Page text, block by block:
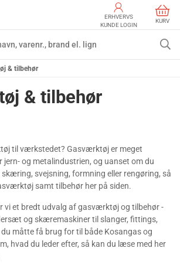
ERHVERVS
KUNDE LOGIN
KURV
& tilbehør
& tilbehør
til værkstedet? Gasværktøj er meget
jern- og metalindustrien, og uanset om du
svejsning, formning eller rengøring, så
samt tilbehør her på siden.
vi et bredt udvalg af gasværktøj og tilbehør -
og skæremaskiner til slanger, fittings,
måtte få brug for til både Kosangas og
hvad du leder efter, så kan du læse med her